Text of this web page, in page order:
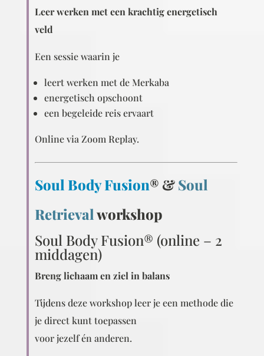
Leer werken met een krachtig energetisch
veld
Een sessie waarin je
leert werken met de Merkaba
energetisch opschoont
een begeleide reis ervaart
Online via Zoom Replay.
Soul Body Fusion® &Soul
Retrievalworkshop
Soul Body Fusion® (online – 2
middagen)
Breng lichaam en ziel in balans
Tijdens deze workshop leer je een methode die
je direct kunt toepassen
voor jezelf én anderen.